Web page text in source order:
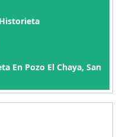
En Pozo El Chaya, San